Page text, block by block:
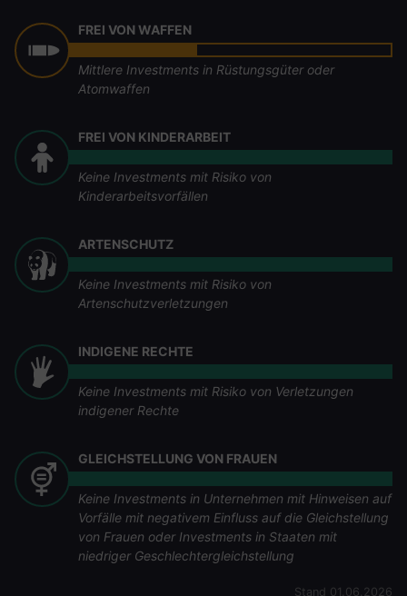
FREI VON WAFFEN
Mittlere Investments in Rüstungsgüter oder
Atomwaffen
FREI VON KINDERARBEIT
Keine Investments mit Risiko von
Kinderarbeitsvorfällen
ARTENSCHUTZ
Keine Investments mit Risiko von
Artenschutzverletzungen
INDIGENE RECHTE
Keine Investments mit Risiko von Verletzungen
indigener Rechte
GLEICHSTELLUNG VON FRAUEN
Keine Investments in Unternehmen mit Hinweisen auf
Vorfälle mit negativem Einfluss auf die Gleichstellung
von Frauen oder Investments in Staaten mit
niedriger Geschlechtergleichstellung
Stand 01.06.2026